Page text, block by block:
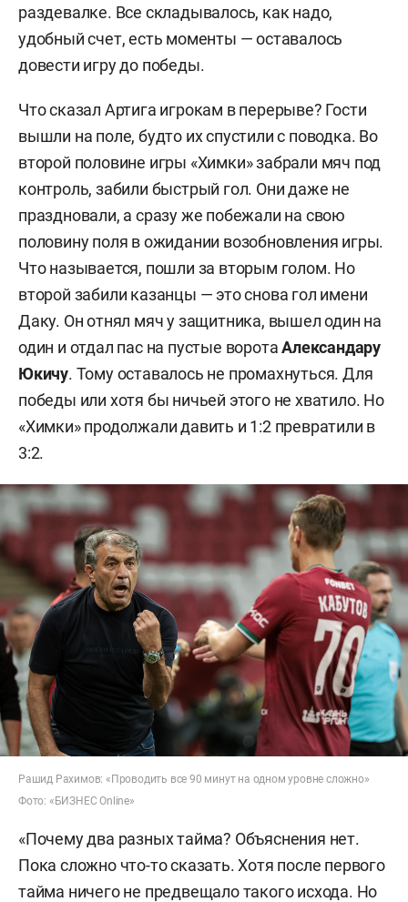
раздевалке. Все складывалось, как надо,
удобный счет, есть моменты — оставалось
довести игру до победы.
Что сказал Артига игрокам в перерыве? Гости
вышли на поле, будто их спустили с поводка. Во
второй половине игры «Химки» забрали мяч под
контроль, забили быстрый гол. Они даже не
праздновали, а сразу же побежали на свою
половину поля в ожидании возобновления игры.
Что называется, пошли за вторым голом. Но
второй забили казанцы — это снова гол имени
Даку. Он отнял мяч у защитника, вышел один на
один и отдал пас на пустые воротаАлександару
Юкичу. Тому оставалось не промахнуться. Для
победы или хотя бы ничьей этого не хватило. Но
«Химки» продолжали давить и 1:2 превратили в
3:2.
Рашид Рахимов: «Проводить все 90 минут на одном уровне сложно»
Фото: «БИЗНЕС Online»
«Почему два разных тайма? Объяснения нет.
Пока сложно что-то сказать. Хотя после первого
тайма ничего не предвещало такого исхода. Но